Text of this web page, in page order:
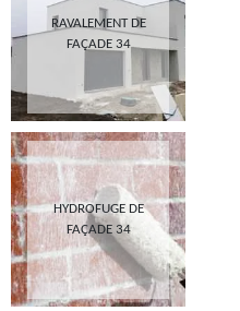
RAVALEMENT DE
FAÇADE 34
HYDROFUGE DE
FAÇADE 34